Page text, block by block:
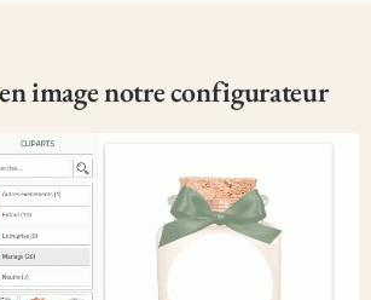
image notre configurateur